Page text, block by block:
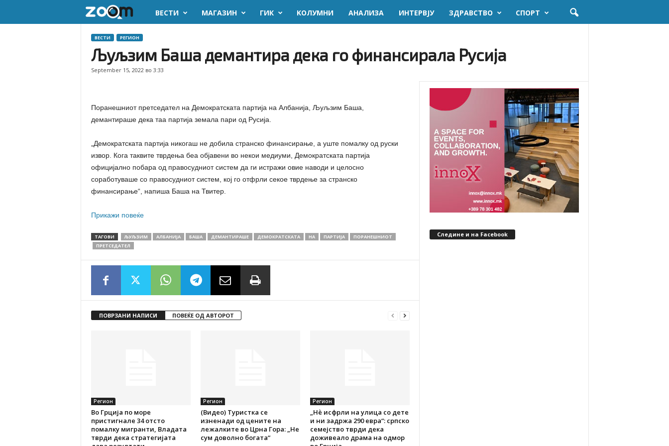
o
m
k
ВЕСТИ МАГАЗИН ГИК KОЛУМНИ AНАЛИЗА ИНТЕРВЈУ ЗДРАВСТВО СПОРТ
ВЕСТИ РЕГИОН
Љуљзим Баша демантира дека го финансирала Русија
September 15, 2022 во 3:33
Поранешниот претседател на Демократската партија на Албанија, Љуљзим Баша,
демантираше дека таа партија земала пари од Русија.
„Демократската партија никогаш не добила странско финансирање, а уште помалку од руски
извор. Кога таквите тврдења беа објавени во некои медиуми, Демократската партија
официјално побара од правосудниот систем да ги истражи овие наводи и целосно
соработуваше со правосудниот систем, кој го отфрли секое тврдење за странско
финансирање“, напиша Баша на Твитер.
Прикажи повеќе
ТАГОВИ ЉУЉЗИМ АЛБАНИЈА БАША ДЕМАНТИРАШЕ ДЕМОКРАТСКАТА НА ПАРТИЈА
ПОРАНЕШНИОТ
ПРЕТСЕДАТЕЛ
ПОВРЗАНИ НАПИСИ ПОВЕЌЕ ОД АВТОРОТ
Регион
Во Грција по море
пристигнале 34 отсто
помалку мигранти, Владата
тврди дека стратегијата
Регион
(Видео) Туристка се
изненади од цените на
лежалките во Црна Гора: „Не
сум доволно богата“
Регион
„Нѐ исфрли на улица со дете
и ни задржа 290 евра“: српско
семејство тврди дека
доживеало драма на одмор
Следине и на Facebook